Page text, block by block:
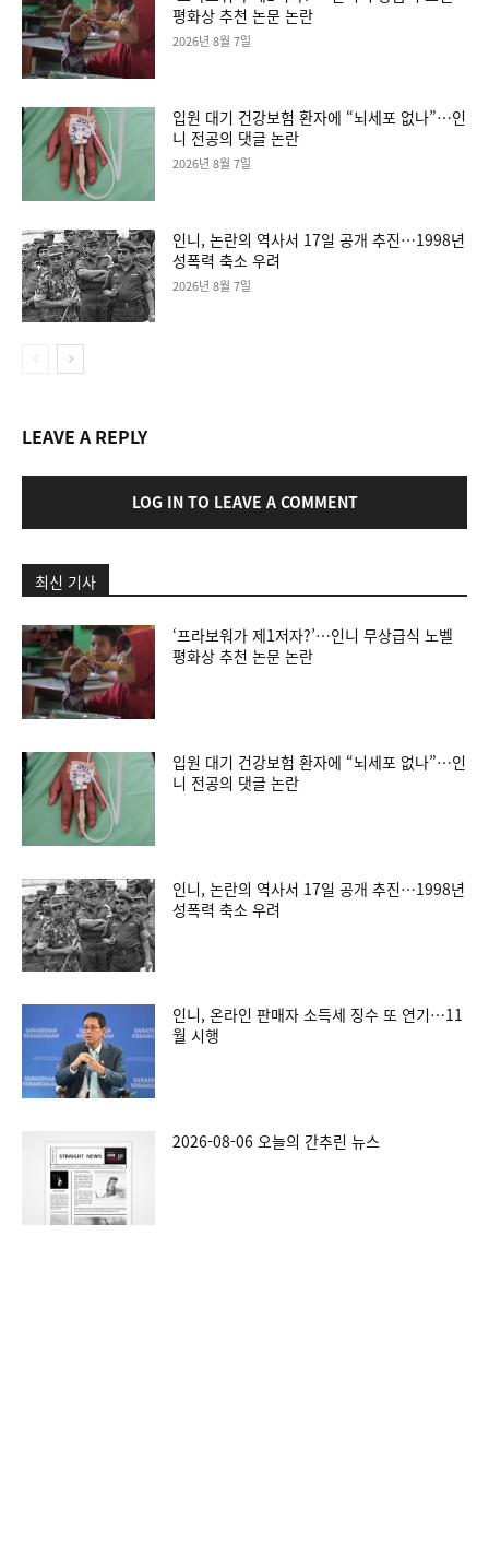
평화상 추천 논문 논란
2026년 8월 7일
입원 대기 건강보험 환자에 “뇌세포 없나”…인
니 전공의 댓글 논란
2026년 8월 7일
인니, 논란의 역사서 17일 공개 추진…1998년
성폭력 축소 우려
2026년 8월 7일
LEAVE A REPLY
LOG IN TO LEAVE A COMMENT
최신 기사
‘프라보워가 제1저자?’…인니 무상급식 노벨
평화상 추천 논문 논란
입원 대기 건강보험 환자에 “뇌세포 없나”…인
니 전공의 댓글 논란
인니, 논란의 역사서 17일 공개 추진…1998년
성폭력 축소 우려
인니, 온라인 판매자 소득세 징수 또 연기…11
월 시행
2026-08-06 오늘의 간추린 뉴스